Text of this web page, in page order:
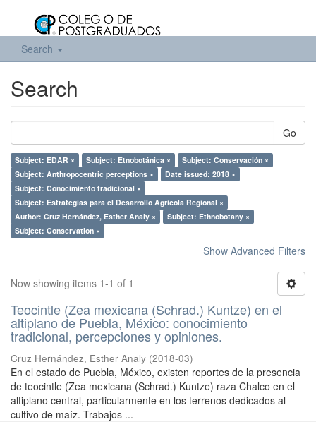
Search
Search
Go
Subject: EDAR × Subject: Etnobotánica ×
Subject: Conservación ×
Subject: Anthropocentric perceptions ×
Date issued: 2018 ×
Subject: Conocimiento tradicional ×
Subject: Estrategias para el Desarrollo Agrícola Regional ×
Author: Cruz Hernández, Esther Analy ×
Subject: Ethnobotany ×
Subject: Conservation ×
Show Advanced Filters
Now showing items 1-1 of 1
Teocintle (Zea mexicana (Schrad.) Kuntze) en el
altiplano de Puebla, México: conocimiento
tradicional, percepciones y opiniones.
Cruz Hernández, Esther Analy (2018-03)
En el estado de Puebla, México, existen reportes de la presencia
de teocintle (Zea mexicana (Schrad.) Kuntze) raza Chalco en el
altiplano central, particularmente en los terrenos dedicados al
cultivo de maíz. Trabajos ...